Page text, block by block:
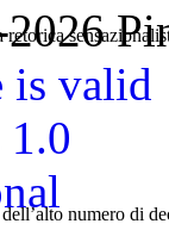
numero di